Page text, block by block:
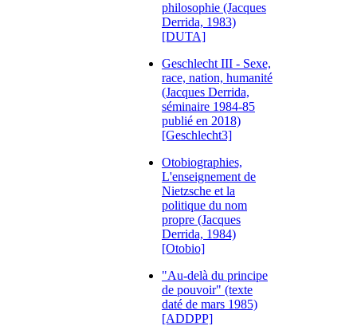
philosophie (Jacques
Derrida, 1983)
[DUTA]
Geschlecht III - Sexe,
race, nation, humanité
(Jacques Derrida,
séminaire 1984-85
publié en 2018)
[Geschlecht3]
Otobiographies,
L'enseignement de
Nietzsche et la
politique du nom
propre (Jacques
Derrida, 1984)
[Otobio]
"Au-delà du principe
de pouvoir" (texte
daté de mars 1985)
[ADDPP]